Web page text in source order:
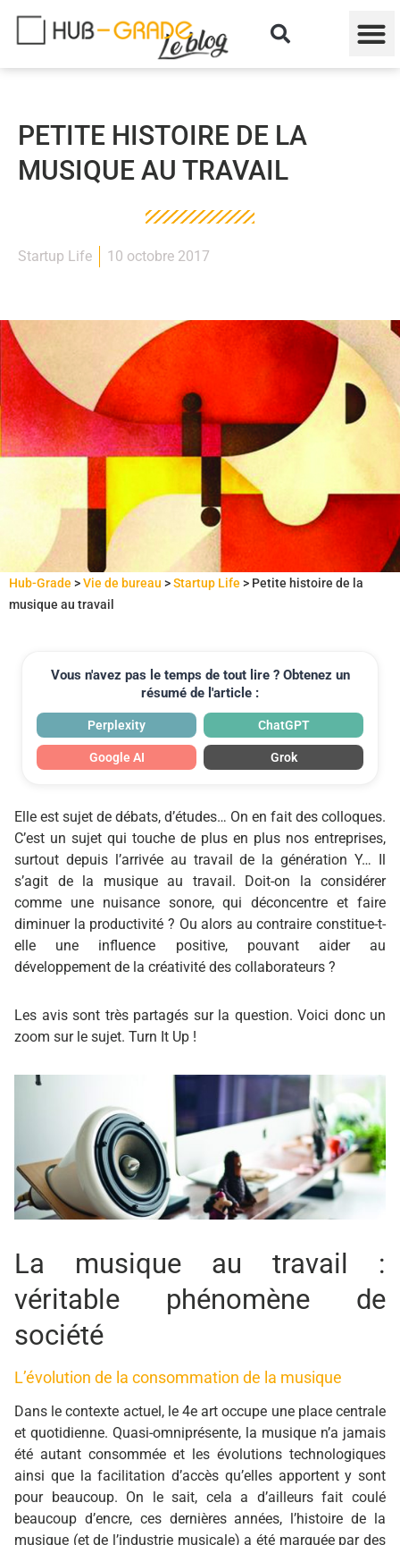
PETITE HISTOIRE DE LA
MUSIQUE AU TRAVAIL
Startup Life 10 octobre 2017
Hub-Grade >Vie de bureau >Startup Life > Petite histoire de la
musique au travail
Vous n'avez pas le temps de tout lire ? Obtenez un
résumé de l'article :
Perplexity ChatGPT
Google AI Grok
Elle est sujet de débats, d’études… On en fait des colloques.
C’est un sujet qui touche de plus en plus nos entreprises,
surtout depuis l’arrivée au travail de la génération Y… Il
s’agit de la musique au travail. Doit-on la considérer
comme une nuisance sonore, qui déconcentre et faire
diminuer la productivité ? Ou alors au contraire constitue-t-
elle une influence positive, pouvant aider au
développement de la créativité des collaborateurs ?
Les avis sont très partagés sur la question. Voici donc un
zoom sur le sujet. Turn It Up !
La musique au travail :
véritable phénomène de
société
L’évolution de la consommation de la musique
Dans le contexte actuel, le 4e art occupe une place centrale
et quotidienne. Quasi-omniprésente, la musique n’a jamais
été autant consommée et les évolutions technologiques
ainsi que la facilitation d’accès qu’elles apportent y sont
pour beaucoup. On le sait, cela a d’ailleurs fait coulé
beaucoup d’encre, ces dernières années, l’histoire de la
musique (et de l’industrie musicale) a été marquée par des